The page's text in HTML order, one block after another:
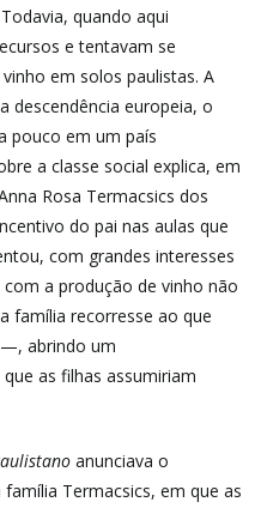
quando aqui
e tentavam se
em solos paulistas. A
descendência europeia, o
pouco em um país
a classe social explica, em
Rosa Termacsics dos
do pai nas aulas que
com grandes interesses
a produção de vinho não
família recorresse ao que
abrindo um
as filhas assumiriam
anunciava o
Termacsics, em que as